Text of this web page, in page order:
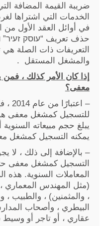
ضريبة القيمة المضافة
الخدمات التي اشتراها
في أوائل العقد الأول من
حذف تعريف “עוסק זעיר”
التعريفات ذات الصلة
والمشغل المستقل .
إذا كان الأمر كذلك ،
معفى؟
–
يمكنه التسجيل كمشغل
– بالإضافة إلى ذلك ، لا
التسجيل كمشغل معفى
المعاملات السنوية. هذه
(مثل المهندس المعماري
، والمثمنين) ، والطبيب
البيطري ، وأصحاب
عقاري ، أو تاجر أو